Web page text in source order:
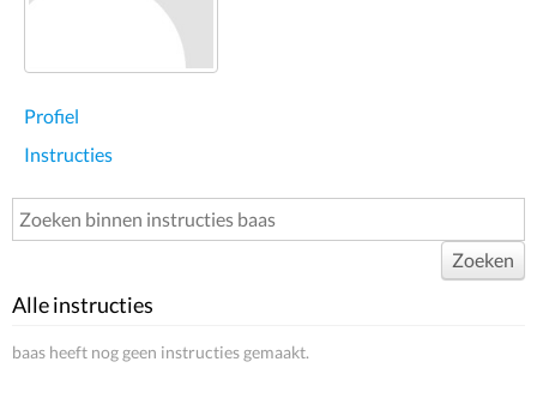
Profiel
Instructies
Zoeken
Alle instructies
baas heeft nog geen instructies gemaakt.